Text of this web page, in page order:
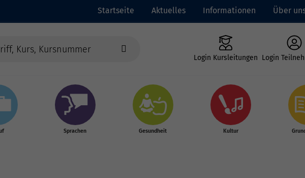
Startseite Aktuelles Informationen Über
Login Kursleitungen Login
Sprachen Gesundheit Kultur